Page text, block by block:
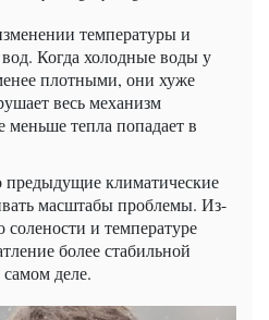
температуры и
Когда холодные воды у
плотными, они хуже
весь механизм
меньше тепла попадает в
климатические
масштабы проблемы. Из-
и температуре
более стабильной
деле.